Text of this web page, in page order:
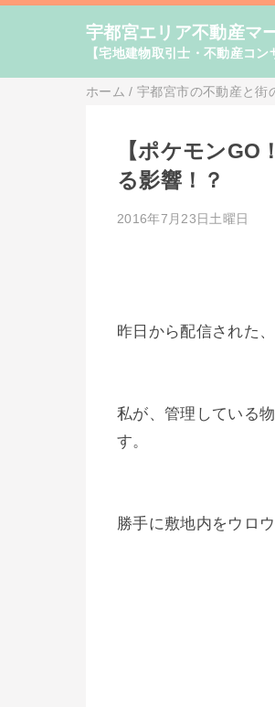
宇都宮エリア不動産マ
【宅地建物取引士・不動産コ
ホーム /宇都宮市の不動産と街
【ポケモン
る影響！？
2016年7月23日土曜日
昨日から配信された
私が、管理している
す。
勝手に敷地内をウロ